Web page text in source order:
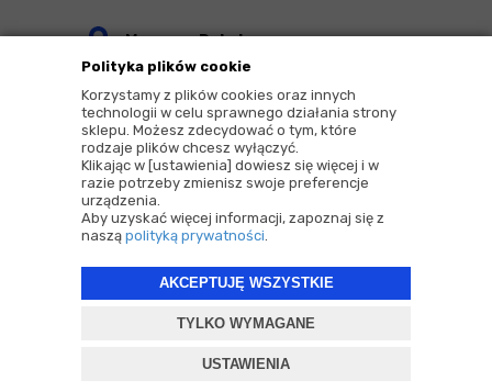
Polityka plików cookie
Korzystamy z plików cookies oraz innych
technologii w celu sprawnego działania strony
sklepu. Możesz zdecydować o tym, które
rodzaje plików chcesz wyłączyć.
Klikając w [ustawienia] dowiesz się więcej i w
razie potrzeby zmienisz swoje preferencje
urządzenia.
Aby uzyskać więcej informacji, zapoznaj się z
naszą polityką prywatności.
AKCEPTUJĘ WSZYSTKIE
TYLKO WYMAGANE
USTAWIENIA
Magazyn Rekcin
Nomos Sp. z o.o. sp.k.
ul. Agrestowa 1
83-010 Rekcin
2026 © Copyrights by |Detailing House